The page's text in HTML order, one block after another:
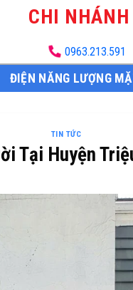
CHI
0963.213.591
ĐIỆN NĂNG LƯỢNG
TIN TỨC
Tại Huyện